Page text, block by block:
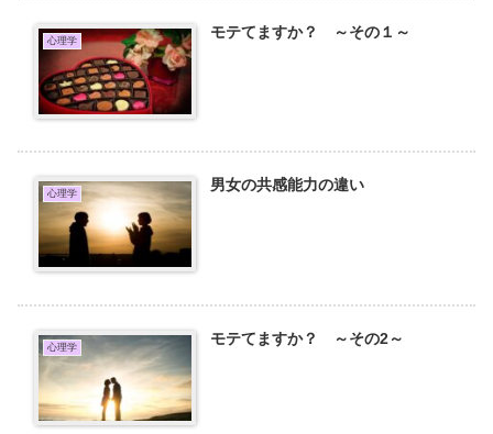
心理学 モテてますか？ ～その１～
心理学 男女の共感能力の違い
心理学 モテてますか？ ～その2～